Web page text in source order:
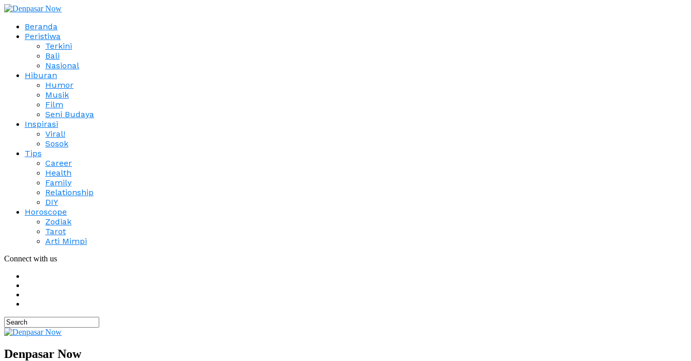
Beranda
Peristiwa
Terkini
Bali
Nasional
Hiburan
Humor
Musik
Film
Seni Budaya
Inspirasi
Viral!
Sosok
Tips
Career
Health
Family
Relationship
DIY
Horoscope
Zodiak
Tarot
Arti Mimpi
Connect with us
Denpasar Now